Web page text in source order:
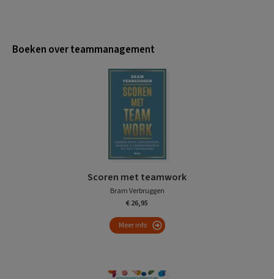
Boeken over teammanagement
Scoren met teamwork
Bram Verbruggen
€ 26,95
Meer info